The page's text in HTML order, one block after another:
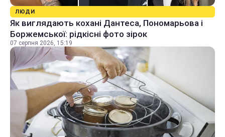
ЛЮДИ
Як виглядають кохані Дантеса, Пономарьова і
Боржемської: рідкісні фото зірок
07 серпня 2026, 15:19